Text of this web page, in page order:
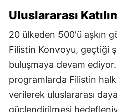
Uluslararası
20 ülkeden 500'ü aşkın
Filistin Konvoyu, geçtiği
buluşmaya devam
programlarda Filistin
verilerek uluslararası
güçlendirilmesi